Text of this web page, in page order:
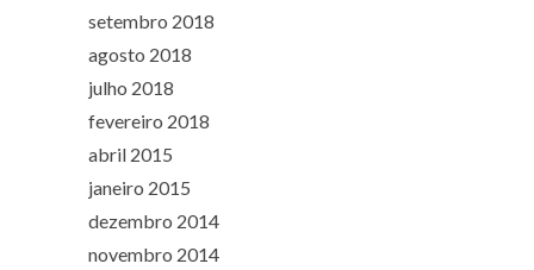
setembro 2018
agosto 2018
julho 2018
fevereiro 2018
abril 2015
janeiro 2015
dezembro 2014
novembro 2014